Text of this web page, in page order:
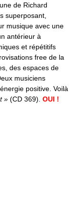
de Richard
superposant,
musique avec une
antérieur à
et répétitifs
free de la
des espaces de
musiciens
positive. Voilà
» (CD 369). OUI !